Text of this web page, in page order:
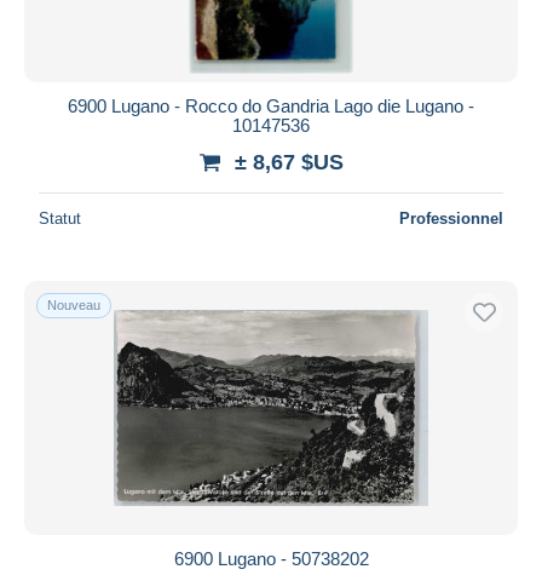
6900 Lugano - Rocco do Gandria Lago die Lugano -
10147536
± 8,67 $US
Statut Professionnel
Nouveau
6900 Lugano - 50738202